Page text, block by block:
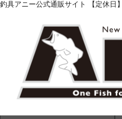
釣具アニー公式通販サイト 【定休日